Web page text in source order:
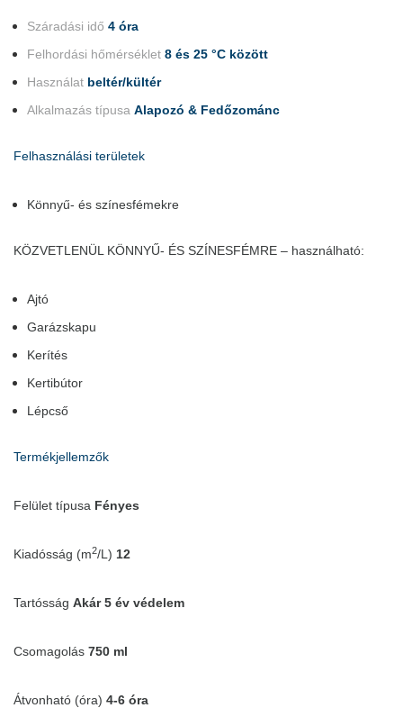
Száradási idő 4 óra
Felhordási hőmérséklet 8 és 25 °C között
Használat beltér/kültér
Alkalmazás típusa Alapozó & Fedőzománc
Felhasználási területek
Könnyű- és színesfémekre
KÖZVETLENÜL KÖNNYŰ- ÉS SZÍNESFÉMRE – használható:
Ajtó
Garázskapu
Kerítés
Kertibútor
Lépcső
Termékjellemzők
Felület típusa Fényes
Kiadósság (m2/L) 12
Tartósság Akár 5 év védelem
Csomagolás 750 ml
Átvonható (óra) 4-6 óra